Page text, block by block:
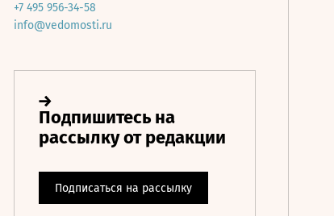
+7 495 956-34-58
info@vedomosti.ru